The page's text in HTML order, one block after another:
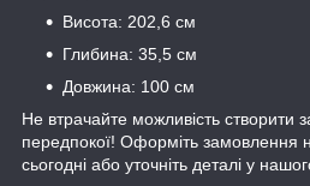
Висота: 202,6 см
Глибина: 35,5 см
Довжина: 100 см
Не втрачайте можливість створити
передпокої! Оформіть замовлення
сьогодні або уточніть деталі у